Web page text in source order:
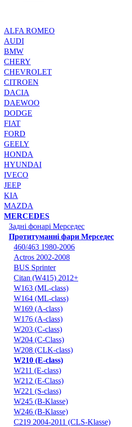
ALFA ROMEO
AUDI
BMW
CHERY
CHEVROLET
CITROEN
DACIA
DAEWOO
DODGE
FIAT
FORD
GEELY
HONDA
HYUNDAI
IVECO
JEEP
KIA
MAZDA
MERCEDES
Задні фонарі Мерседес
Протитуманні фари Мерседес
460/463 1980-2006
Actros 2002-2008
BUS Sprinter
Citan (W415) 2012+
W163 (ML-class)
W164 (ML-class)
W169 (A-class)
W176 (A-class)
W203 (C-class)
W204 (C-Class)
W208 (CLK-class)
W210 (E-class)
W211 (E-class)
W212 (E-Class)
W221 (S-class)
W245 (B-Klasse)
W246 (B-Klasse)
С219 2004-2011 (CLS-Klasse)